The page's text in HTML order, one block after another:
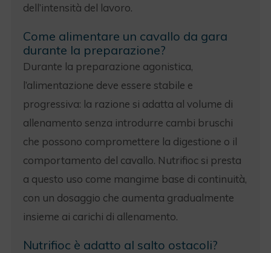
dell’intensità del lavoro.
Come alimentare un cavallo da gara
durante la preparazione?
Durante la preparazione agonistica,
l’alimentazione deve essere stabile e
progressiva: la razione si adatta al volume di
allenamento senza introdurre cambi bruschi
che possono compromettere la digestione o il
comportamento del cavallo. Nutrifioc si presta
a questo uso come mangime base di continuità,
con un dosaggio che aumenta gradualmente
insieme ai carichi di allenamento.
Nutrifioc è adatto al salto ostacoli?